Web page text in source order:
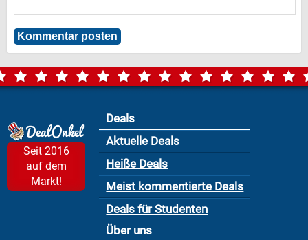
Seit 2016
auf dem
Markt!
Deals
Aktuelle Deals
Heiße Deals
Meist kommentierte Deals
Deals für Studenten
Über uns